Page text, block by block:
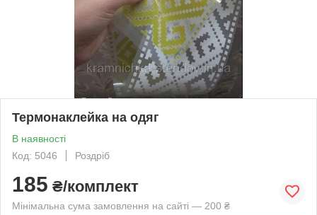
Термонаклейка на одяг
В наявності
Код: 5046
Роздріб
185 ₴/комплект
Мінімальна сума замовлення на сайті — 200 ₴